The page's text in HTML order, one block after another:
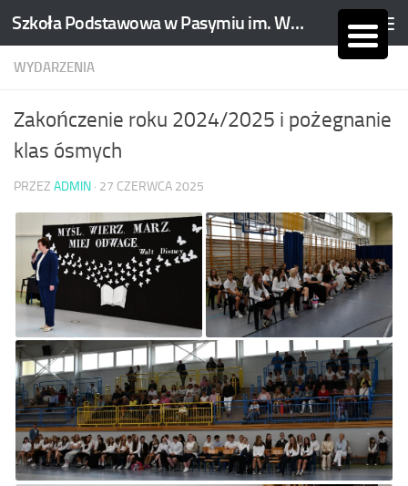
Skip to content Szkoła Podstawowa w Pasymiu im. Wojciecha Kętrzyńskiego
WYDARZENIA
Zakończenie roku 2024/2025 i pożegnanie
klas ósmych
PRZEZ ADMIN · 27 CZERWCA 2025